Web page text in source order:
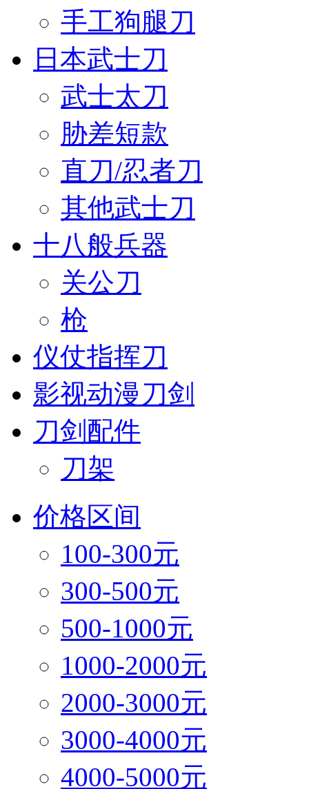
手工狗腿刀
日本武士刀
武士太刀
胁差短款
直刀/忍者刀
其他武士刀
十八般兵器
关公刀
枪
仪仗指挥刀
影视动漫刀剑
刀剑配件
刀架
价格区间
100-300元
300-500元
500-1000元
1000-2000元
2000-3000元
3000-4000元
4000-5000元